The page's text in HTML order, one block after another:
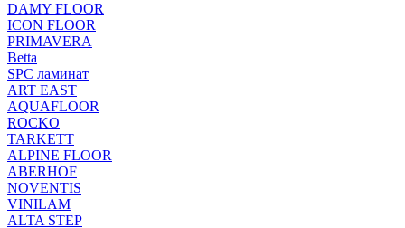
DAMY FLOOR
ICON FLOOR
PRIMAVERA
Betta
SPC ламинат
ART EAST
AQUAFLOOR
ROCKO
TARKETT
ALPINE FLOOR
ABERHOF
NOVENTIS
VINILAM
ALTA STEP